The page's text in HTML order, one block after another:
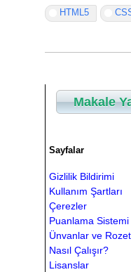
HTML5
Makale
Sayfalar
Gizlilik Bildirimi
Kullanım Şartları
Çerezler
Puanlama Sistemi
Ünvanlar ve
Nasıl Çalışır?
Lisanslar